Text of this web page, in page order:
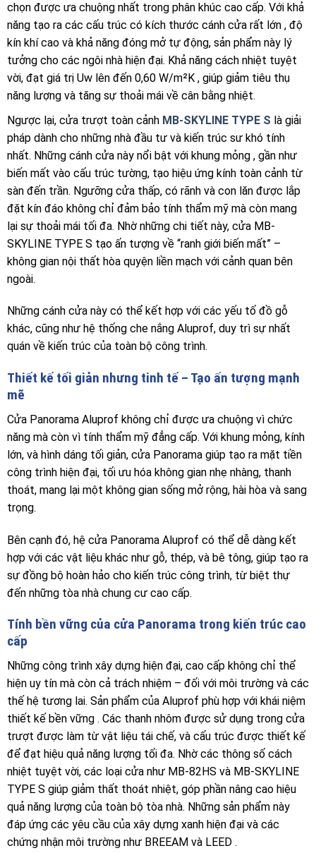
chọn được ưa chuộng nhất trong phân khúc cao cấp. Với khả
năng tạo ra các cấu trúc có kích thước cánh cửa rất lớn , độ
kín khí cao và khả năng đóng mở tự động, sản phẩm này lý
tưởng cho các ngôi nhà hiện đại. Khả năng cách nhiệt tuyệt
vời, đạt giá trị Uw lên đến 0,60 W/m²K , giúp giảm tiêu thụ
năng lượng và tăng sự thoải mái về cân bằng nhiệt.
Ngược lại, cửa trượt toàn cảnh MB-SKYLINE TYPE S là giải
pháp dành cho những nhà đầu tư và kiến ​​trúc sư khó tính
nhất. Những cánh cửa này nổi bật với khung mỏng , gần như
biến mất vào cấu trúc tường, tạo hiệu ứng kính toàn cảnh từ
sàn đến trần. Ngưỡng cửa thấp, có rãnh và con lăn được lắp
đặt kín đáo không chỉ đảm bảo tính thẩm mỹ mà còn mang
lại sự thoải mái tối đa. Nhờ những chi tiết này, cửa MB-
SKYLINE TYPE S tạo ấn tượng về “ranh giới biến mất” –
không gian nội thất hòa quyện liền mạch với cảnh quan bên
ngoài.
Những cánh cửa này có thể kết hợp với các yếu tố đồ gỗ
khác, cũng như hệ thống che nắng Aluprof, duy trì sự nhất
quán về kiến ​​trúc của toàn bộ công trình.
Thiết kế tối giản nhưng tinh tế – Tạo ấn tượng mạnh
mẽ
Cửa Panorama Aluprof không chỉ được ưa chuộng vì chức
năng mà còn vì tính thẩm mỹ đẳng cấp. Với khung mỏng, kính
lớn, và hình dáng tối giản, cửa Panorama giúp tạo ra mặt tiền
công trình hiện đại, tối ưu hóa không gian nhẹ nhàng, thanh
thoát, mang lại một không gian sống mở rộng, hài hòa và sang
trọng.
Bên cạnh đó, hệ cửa Panorama Aluprof có thể dễ dàng kết
hợp với các vật liệu khác như gỗ, thép, và bê tông, giúp tạo ra
sự đồng bộ hoàn hảo cho kiến trúc công trình, từ biệt thự
đến những tòa nhà chung cư cao cấp.
Tính bền vững của cửa Panorama trong kiến trúc cao
cấp
Những công trình xây dựng hiện đại, cao cấp không chỉ thể
hiện uy tín mà còn cả trách nhiệm – đối với môi trường và các
thế hệ tương lai. Sản phẩm của Aluprof phù hợp với khái niệm
thiết kế bền vững . Các thanh nhôm được sử dụng trong cửa
trượt được làm từ vật liệu tái chế, và cấu trúc được thiết kế
để đạt hiệu quả năng lượng tối đa. Nhờ các thông số cách
nhiệt tuyệt vời, các loại cửa như MB-82HS và MB-SKYLINE
TYPE S giúp giảm thất thoát nhiệt, góp phần nâng cao hiệu
quả năng lượng của toàn bộ tòa nhà. Những sản phẩm này
đáp ứng các yêu cầu của xây dựng xanh hiện đại và các
chứng nhận môi trường như BREEAM và LEED .